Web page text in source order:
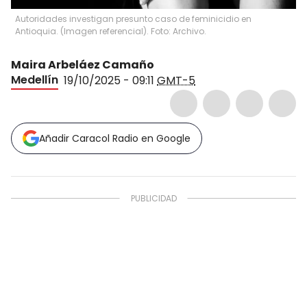
Autoridades investigan presunto caso de feminicidio en
Antioquia. (Imagen referencial). Foto: Archivo.
Maira Arbeláez Camaño
Medellín 19/10/2025 - 09:11 GMT-5
Añadir Caracol Radio en Google